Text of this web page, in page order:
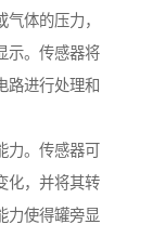
体的压力，
示。传感器将
路进行处理和
。传感器可
化，并将其转
力使得罐旁显